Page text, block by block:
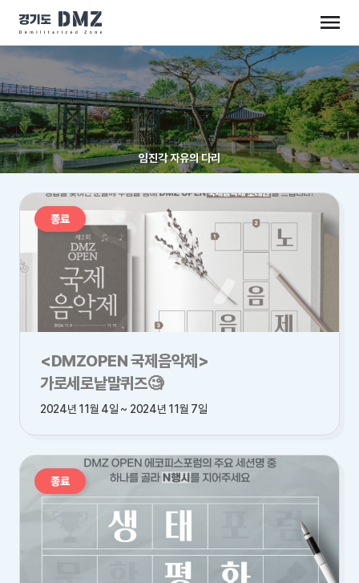
임진각 자유의 다리
종료
<DMZOPEN 국제음악제>
가로세로낱말퀴즈🧐
2024년 11월 4일 ~ 2024년 11월 7일
종료